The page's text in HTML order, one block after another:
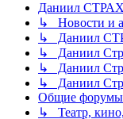
Даниил
↳ Новости и
↳ Даниил
↳ Даниил
↳ Даниил
↳ Даниил
Общие форумы
↳ Театр,